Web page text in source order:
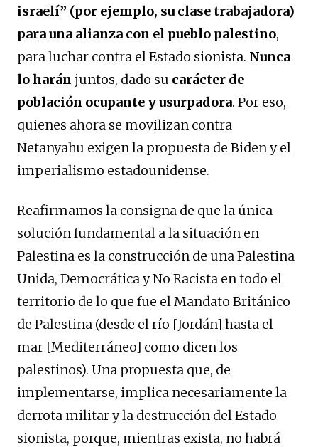
israelí” (por ejemplo, su clase trabajadora)
para una alianza con el pueblo palestino,
para luchar contra el Estado sionista. Nunca
lo harán juntos, dado su carácter de
población ocupante y usurpadora. Por eso,
quienes ahora se movilizan contra
Netanyahu exigen la propuesta de Biden y el
imperialismo estadounidense.
Reafirmamos la consigna de que la única
solución fundamental a la situación en
Palestina es la construcción de una Palestina
Unida, Democrática y No Racista en todo el
territorio de lo que fue el Mandato Británico
de Palestina (desde el río [Jordán] hasta el
mar [Mediterráneo] como dicen los
palestinos). Una propuesta que, de
implementarse, implica necesariamente la
derrota militar y la destrucción del Estado
sionista, porque, mientras exista, no habrá